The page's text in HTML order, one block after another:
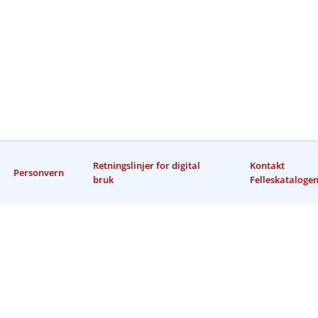
Personvern
Retningslinjer for digital
bruk
Kontakt
Felleskatalogen